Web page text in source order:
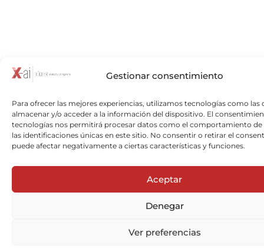
Gestionar consentimiento
Para ofrecer las mejores experiencias, utilizamos tecnologías como las
almacenar y/o acceder a la información del dispositivo. El
tecnologías nos permitirá procesar datos como el comportamiento de
las identificaciones únicas en este sitio. No consentir o retirar el
puede afectar negativamente a ciertas características y funciones.
Aceptar
Denegar
Ver preferencias